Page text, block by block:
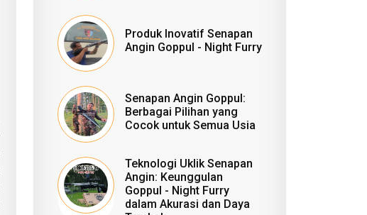
Produk Inovatif Senapan
Angin Goppul - Night Furry
Senapan Angin Goppul:
Berbagai Pilihan yang
Cocok untuk Semua Usia
Teknologi Uklik Senapan
Angin: Keunggulan
Goppul - Night Furry
dalam Akurasi dan Daya